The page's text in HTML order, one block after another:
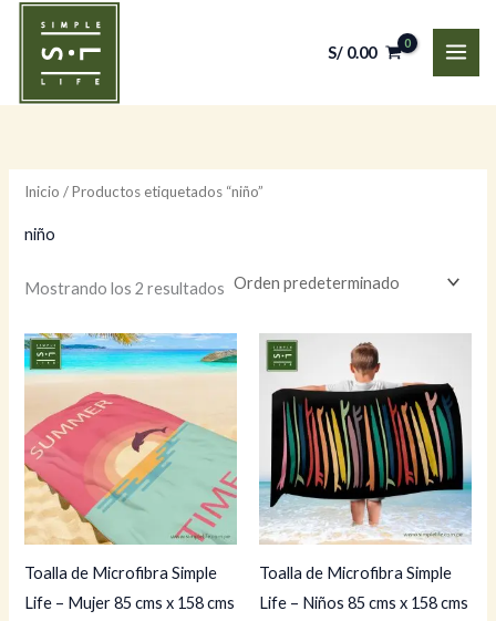
contenido
S/0.00
Inicio / Productos etiquetados “niño”
niño
Mostrando los 2 resultados
Toalla de Microfibra Simple
Life – Mujer 85 cms x 158 cms
Toalla de Microfibra Simple
Life – Niños 85 cms x 158 cms